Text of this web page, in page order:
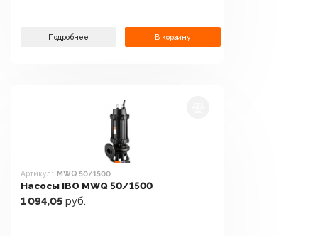
Подробнее В корзину
Артикул: MWQ 50/1500
Насосы IBO MWQ 50/1500
1 094,05 руб.